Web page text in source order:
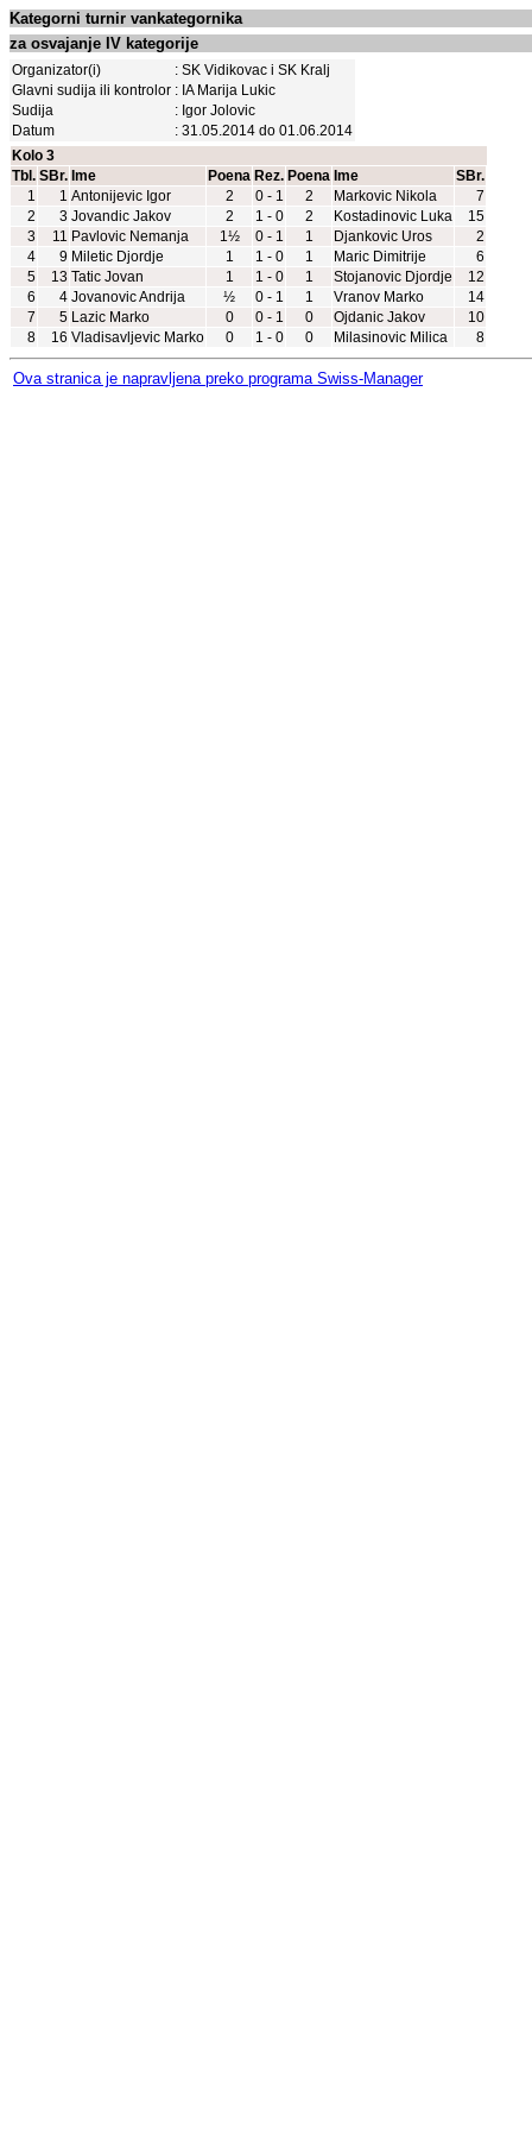
Kategorni turnir vankategornika
za osvajanje IV kategorije
Organizator(i)
: SK Vidikovac i SK Kralj
Glavni sudija ili kontrolor : IA Marija Lukic
Sudija
: Igor Jolovic
Datum
: 31.05.2014 do 01.06.2014
Kolo 3
Tbl. SBr. Ime Poena Rez. Poena Ime
SBr.
1
1 Antonijevic Igor 2 0 - 1 2 Markovic Nikola
7
2
3 Jovandic Jakov 2 1 - 0 2 Kostadinovic Luka
15
3
11 Pavlovic Nemanja 1½ 0 - 1 1 Djankovic Uros
2
4
9 Miletic Djordje 1 1 - 0 1 Maric Dimitrije
6
5
13 Tatic Jovan 1 1 - 0 1 Stojanovic Djordje
12
6
4 Jovanovic Andrija ½ 0 - 1 1 Vranov Marko
14
7
5 Lazic Marko 0 0 - 1 0 Ojdanic Jakov
10
8
16 Vladisavljevic Marko 0 1 - 0 0 Milasinovic Milica 8
Ova stranica je napravljena preko programa Swiss-Manager